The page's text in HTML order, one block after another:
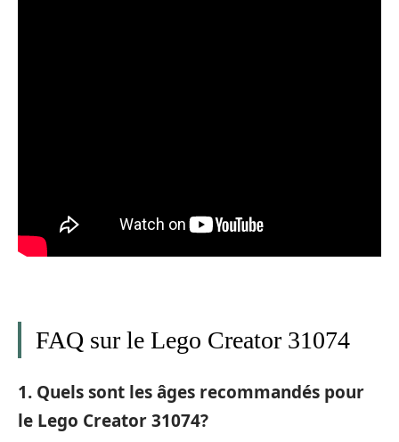
FAQ sur le Lego Creator 31074
1. Quels sont les âges recommandés pour
le Lego Creator 31074?